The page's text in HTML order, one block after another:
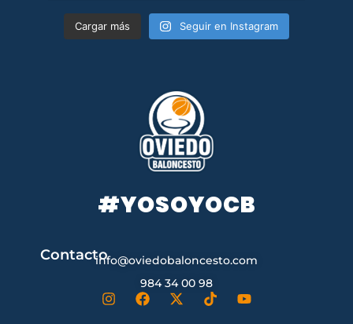
Cargar más Seguir en Instagram
#YOSOYOCB
Contactoinfo@oviedobaloncesto.com
984 34 00 98